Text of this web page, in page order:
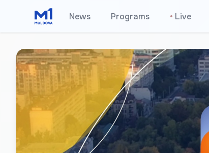
News Programs • Live